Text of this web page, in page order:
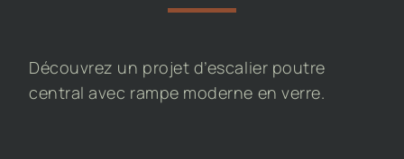
Découvrez un projet d’escalier poutre
central avec rampe moderne en verre.